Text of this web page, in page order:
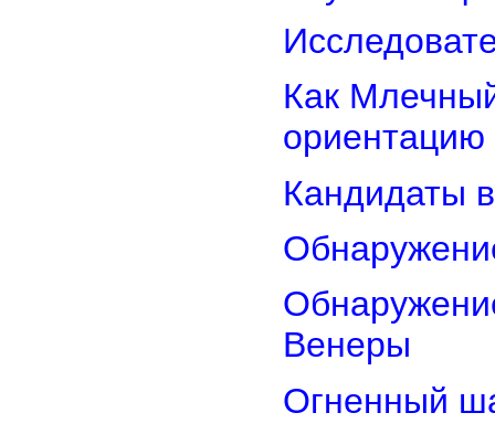
Как
ориентацию
Кандидаты
Венеры
Огненный